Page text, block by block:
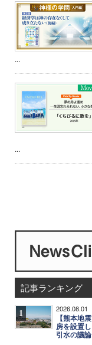
...
...
記事ランキング
1 2026.08.01
【熊本地
房を設置
引水の議